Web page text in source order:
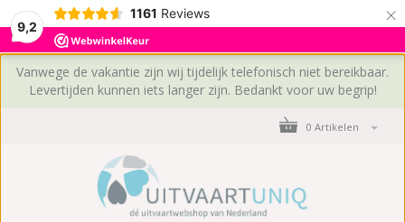
9,2
1161 Reviews ×
Vanwege de vakantie zijn wij tijdelijk telefonisch niet bereikbaar.
Levertijden kunnen iets langer zijn. Bedankt voor uw begrip!
0 Artikelen